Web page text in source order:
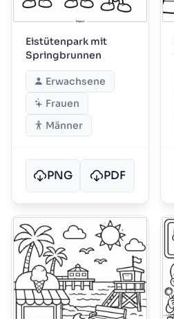
Eistütenpark mit
Springbrunnen
Erwachsene
Frauen
Männer
PNG PDF